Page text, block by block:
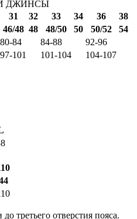
ДЖИНСЫ
31 32 33 34 36
38
46/48 48 48/50 50 50/52
54
80-84 84-88
92-96
97-101 101-104
104-107
третьего отверстия пояса.